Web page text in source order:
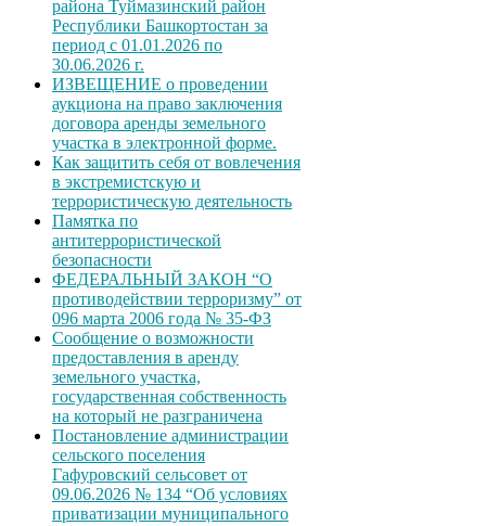
района Туймазинский район
Республики Башкортостан за
период с 01.01.2026 по
30.06.2026 г.
ИЗВЕЩЕНИЕ о проведении
аукциона на право заключения
договора аренды земельного
участка в электронной форме.
Как защитить себя от вовлечения
в экстремистскую и
террористическую деятельность
Памятка по
антитеррористической
безопасности
ФЕДЕРАЛЬНЫЙ ЗАКОН “О
противодействии терроризму” от
096 марта 2006 года № 35-ФЗ
Сообщение о возможности
предоставления в аренду
земельного участка,
государственная собственность
на который не разграничена
Постановление администрации
сельского поселения
Гафуровский сельсовет от
09.06.2026 № 134 “Об условиях
приватизации муниципального